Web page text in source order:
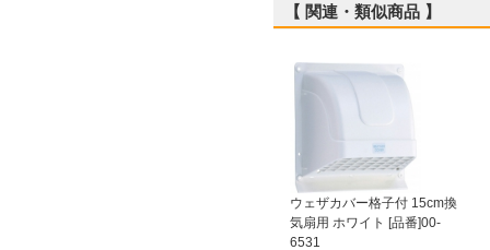
【 関連・類似商品 】
ウェザカバー格子付 15cm換
気扇用 ホワイト [品番]00-
6531